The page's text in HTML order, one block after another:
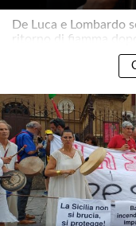
De Luca e Lombardo
ritorno di fiamma